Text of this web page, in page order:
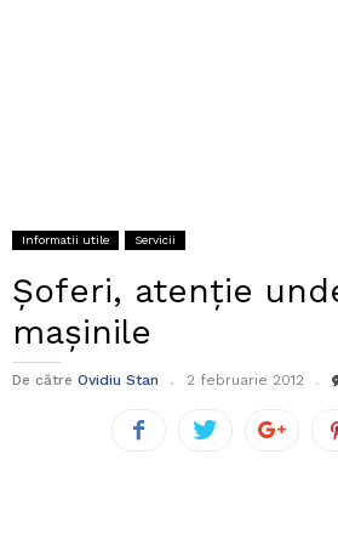
Informatii utile Servicii
Şoferi, atenţie
maşinile
De către Ovidiu Stan 2 februarie 2012